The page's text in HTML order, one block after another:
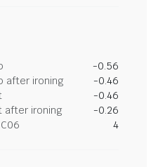
-0.56
after ironing
-0.46
-0.46
after ironing
-0.26
4